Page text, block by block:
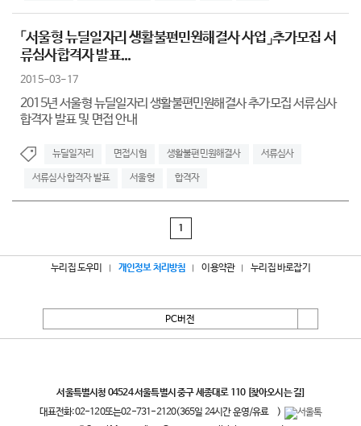
「서울형 뉴딜일자리 생활불편민원해결사 사업」추가모집 서
류심사합격자 발표...
2015-03-17
2015년 서울형 뉴딜일자리 생활불편민원해결사 추가모집 서류심사
합격자 발표 및 면접 안내
뉴딜일자리 면접시험 생활불편민원해결사 서류심사
서류심사 합격자 발표 서울형 합격자
1
누리집 도우미 개인정보 처리방침 이용약관 누리집 바로잡기
PC버전
서울특별시청 04524 서울특별시 중구 세종대로 110 [찾아오시는 길]
대표전화:02-120또는02-731-2120(365일 24시간 운영/유료
)